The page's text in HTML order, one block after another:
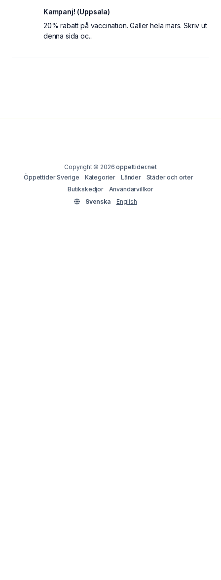
Kampanj! (Uppsala)
20% rabatt på vaccination. Gäller hela mars. Skriv ut
denna sida oc...
Copyright © 2026oppettider.net
Öppettider Sverige
Kategorier Länder
Städer och orter
Butikskedjor
Användarvillkor
Svenska
English